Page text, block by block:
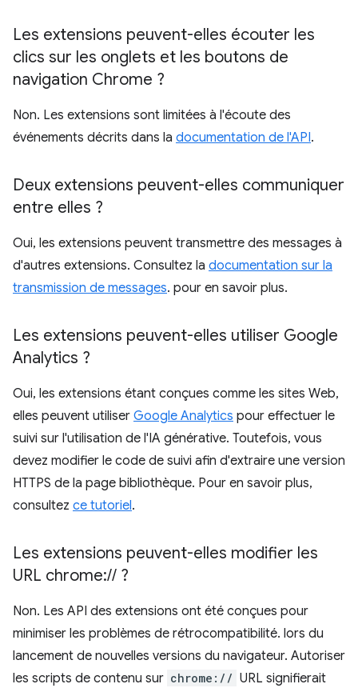
Les extensions peuvent-elles écouter les
clics sur les onglets et les boutons de
navigation Chrome ?
Non. Les extensions sont limitées à l'écoute des
événements décrits dans la documentation de l'API.
Deux extensions peuvent-elles communiquer
entre elles ?
Oui, les extensions peuvent transmettre des messages à
d'autres extensions. Consultez la documentation sur la
transmission de messages. pour en savoir plus.
Les extensions peuvent-elles utiliser Google
Analytics ?
Oui, les extensions étant conçues comme les sites Web,
elles peuvent utiliser Google Analytics pour effectuer le
suivi sur l'utilisation de l'IA générative. Toutefois, vous
devez modifier le code de suivi afin d'extraire une version
HTTPS de la page bibliothèque. Pour en savoir plus,
consultez ce tutoriel.
Les extensions peuvent-elles modifier les
URL chrome:// ?
Non. Les API des extensions ont été conçues pour
minimiser les problèmes de rétrocompatibilité. lors du
lancement de nouvelles versions du navigateur. Autoriser
les scripts de contenu sur chrome:// URL signifierait